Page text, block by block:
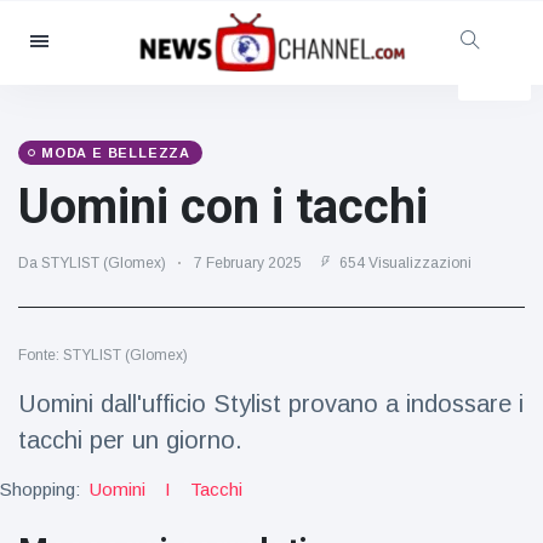
Categorie
Sociale e divertimento
Cinema e TV
(81)
Celebrità
(13938)
Moda e bellezza
(122)
Auto e motore
Cibo e bevande
(79)
Giochi
(160)
MODA E BELLEZZA
Uomini con i tacchi
Da STYLIST (Glomex) 7 February 2025 654 Visualizzazioni
Fonte: STYLIST (Glomex)
Uomini dall'ufficio Stylist provano a indossare i
tacchi per un giorno.
Shopping: Uomini I Tacchi